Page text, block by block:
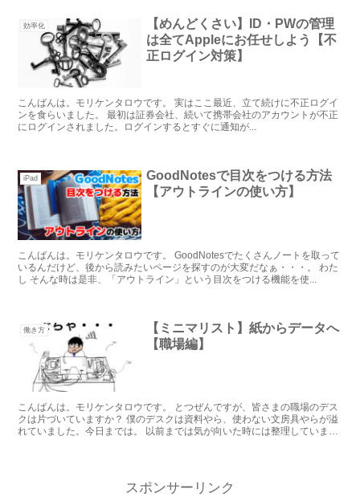
効率化
【めんどくさい】ID・PWの管理
は全てAppleにお任せしよう【不
正ログイン対策】
こんばんは。モリケンタロウです。 実はここ最近、立て続けに不正ログイ
ンを食らいました。 最初は証券会社、続いて携帯会社のアカウントが不正
にログインされました。ログインするとすぐに通知が...
iPad
GoodNotesで目次をつける方法
【アウトラインの使い方】
こんばんは。モリケンタロウです。 GoodNotesでたくさんノートを取って
いるんだけど、後から読みたいページを探すのが大変だなぁ・・・。 わた
し そんな時は是非、「アウトライン」という目次をつける機能を使...
働き方
【ミニマリスト】紙からデータへ
【職場編】
こんばんは。モリケンタロウです。 とつぜんですが、皆さまの職場のデス
クは片づいていますか？ 僕のデスクは資料やら、使わない文房具やらが溢
れていました。今日までは。 以前までは気が向いた時には整理していまし
スポンサーリンク